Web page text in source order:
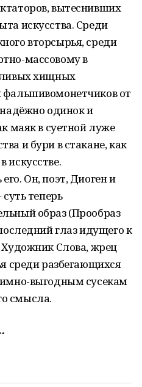
вытеснивших
искусства. Среди
вторсырья, среди
массовому в
хищных
от
одинок и
маяк в суетной луже
и бури в стакане, как
искусстве.
Он, поэт, Диоген и
теперь
образ (Прообраз
глаз идущего к
Слова, жрец
среди разбегающихся
выгодным сусекам
смысла.